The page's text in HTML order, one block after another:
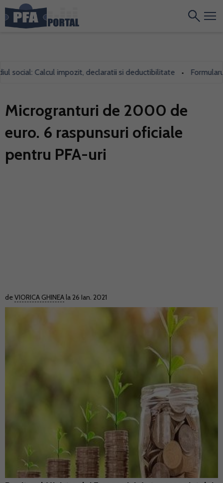
Calcul impozit, declaratii si deductibilitate • Formularul
Microgranturi de 2000 de
euro. 6 raspunsuri oficiale
pentru PFA-uri
deVIORICA GHINEA la 26 Ian. 2021